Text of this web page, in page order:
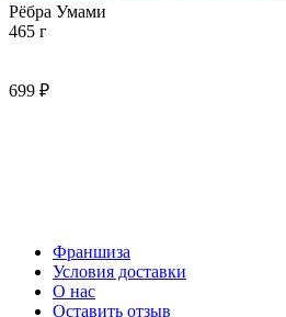
Рёбра Умами
465 г
699 ₽
Франшиза
Условия доставки
О нас
Оставить отзыв